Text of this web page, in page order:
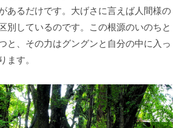
あるだけです。大げさに言えば人間様の
別しているのです。この根源のいのちと
と、その力はグングンと自分の中に入っ
ます。